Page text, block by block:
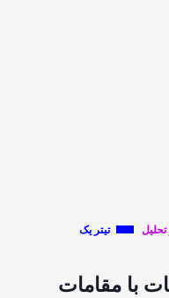
تیتر یک
با مقامات